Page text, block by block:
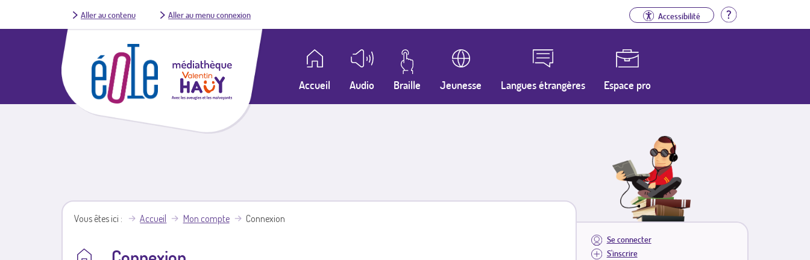
Aller au contenu Aller au menu connexion Accessibilité Aide
Accueil Audio Braille Jeunesse Langues étrangères Espace pro
Se connecter
S'inscrire
Vous êtes ici Accueil Mon compte Connexion